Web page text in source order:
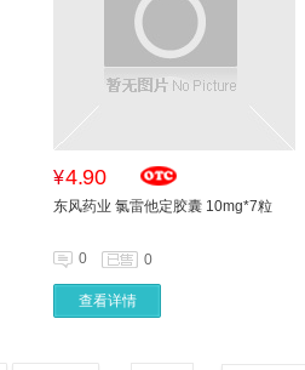
¥4.90
东风药业 氯雷他定胶囊 10mg*7粒
0 0
查看详情